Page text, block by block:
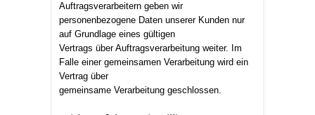
Auftragsverarbeitern geben wir
personenbezogene Daten unserer Kunden nur
auf Grundlage eines gültigen
Vertrags über Auftragsverarbeitung weiter. Im
Falle einer gemeinsamen Verarbeitung wird ein
Vertrag über
gemeinsame Verarbeitung geschlossen.